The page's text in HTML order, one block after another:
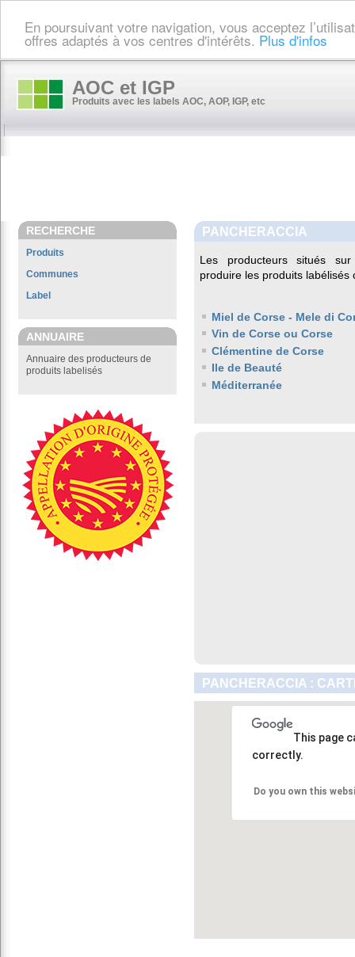
En poursuivant votre navigation, vous acceptez
offres adaptés à vos centres d'intérêts. Plus d'infos
AOC et IGP
Produits avec les labels AOC, AOP, IGP, etc
RECHERCHE
Produits
Communes
Label
ANNUAIRE
Annuaire des producteurs de
produits labelisés
PANCHERACCIA
Les producteurs situés
produire les produits labélisés
Miel de Corse - Mele di
Vin de Corse ou Corse
Clémentine de Corse
Ile de Beauté
Méditerranée
PANCHERACCIA :
This page
correctly.
Do you own this